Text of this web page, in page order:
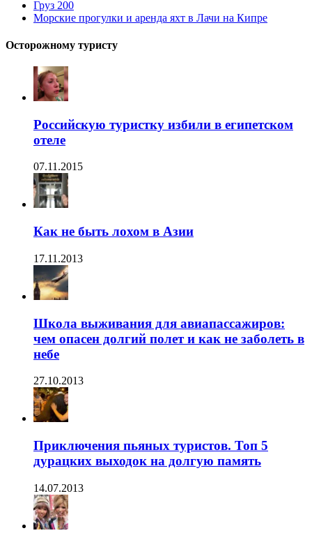
Груз 200
Морские прогулки и аренда яхт в Лачи на Кипре
Осторожному туристу
Российскую туристку избили в египетском
отеле
07.11.2015
Как не быть лохом в Азии
17.11.2013
Школа выживания для авиапассажиров:
чем опасен долгий полет и как не заболеть в
небе
27.10.2013
Приключения пьяных туристов. Топ 5
дурацких выходок на долгую память
14.07.2013